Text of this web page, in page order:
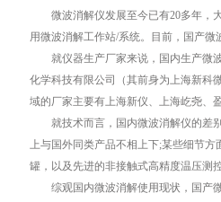
微波消解仪发展至今已有20多年，大
用微波消解工作站/系统。目前，国产微
就仪器生产厂家来说，国内生产微波
化学科技有限公司（其前身为上海新科
域的厂家主要有上海新仪、上海屹尧、
就技术而言，国内微波消解仪的差别
上与国外同类产品不相上下;某些细节
罐，以及先进的非接触式高精度温压测
综观国内微波消解使用现状，国产微